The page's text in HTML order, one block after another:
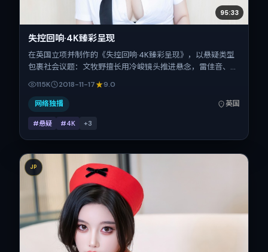
95:33
失控回响·4K臻彩呈现
在英国立项并制作的《失控回响·4K臻彩呈现》，以悬疑类型
包裹社会议题：文牧野擅长用冷峻镜头推进悬念，雷佳音、刘
青云、汤姆·哈迪、蒋奇明、沈腾、黄渤的对手戏为看点之
一。上映时间：2018-11-17；片长95分钟；适合关注现实质感
与类型片结构的观众。
115K 2018-11-17 9.0
网络独播 英国
#悬疑 #4K +3
JP